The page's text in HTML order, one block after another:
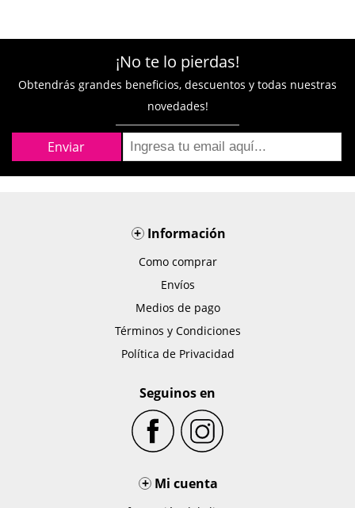
¡No te lo pierdas!
Obtendrás grandes beneficios, descuentos y todas nuestras
novedades!
+Información
Como comprar
Envíos
Medios de pago
Términos y Condiciones
Política de Privacidad
Seguinos en
+ Mi cuenta